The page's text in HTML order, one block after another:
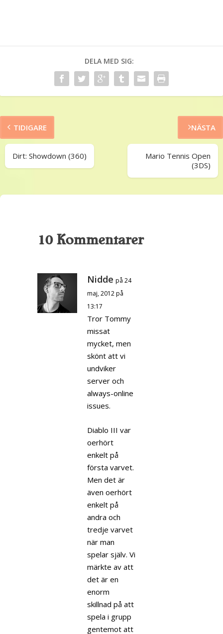
DELA MED SIG:
TIDIGARE
Dirt: Showdown (360)
NÄSTA
Mario Tennis Open
(3DS)
10 Kommentarer
Nidde på 24
maj, 2012 på
13:17
Tror Tommy
missat
mycket, men
skönt att vi
undviker
server och
always-online
issues.
Diablo III var
oerhört
enkelt på
första varvet.
Men det är
även oerhört
enkelt på
andra och
tredje varvet
när man
spelar själv. Vi
märkte av att
det är en
enorm
skillnad på att
spela i grupp
gentemot att